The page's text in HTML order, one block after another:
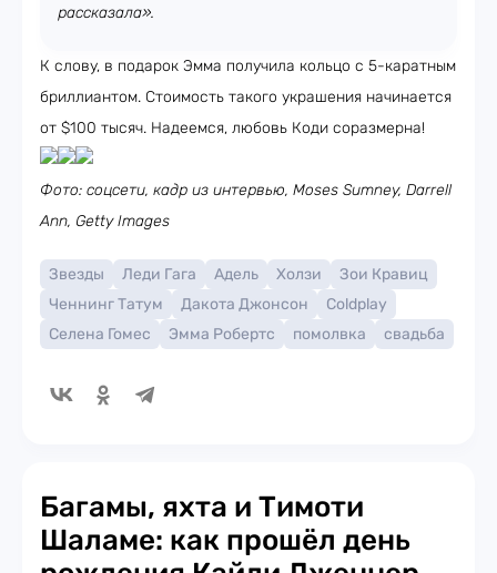
рассказала».
К слову, в подарок Эмма получила кольцо с 5-каратным
бриллиантом. Стоимость такого украшения начинается
от $100 тысяч. Надеемся, любовь Коди соразмерна!
Фото: соцсети, кадр из интервью, Moses Sumney, Darrell
Ann, Getty Images
Звезды Леди Гага Адель Холзи
Зои Кравиц
Ченнинг Татум
Дакота Джонсон
Coldplay
Селена Гомес
Эмма Робертс помолвка свадьба
Багамы, яхта и Тимоти
Шаламе: как прошёл день